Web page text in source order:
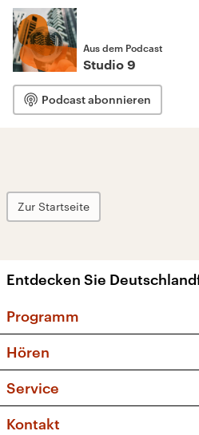
Aus dem Podcast
Studio 9
Podcast abonnieren
Zur Startseite
Entdecken Sie
Programm
Sendungen und
Musikliste
Kakadu – Das
Hören
Frequenzen (UKW +
Service
FAQ
Kontakt